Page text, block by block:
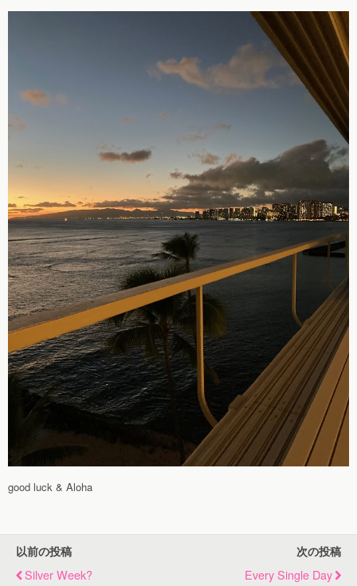
good luck & Aloha
以前の投稿
Silver Week?
次の投稿
Every Single Day